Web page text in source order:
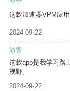
这款加速器VPM应
2024-09-22
游客
这款app是我学习路
视野。
2024-09-22